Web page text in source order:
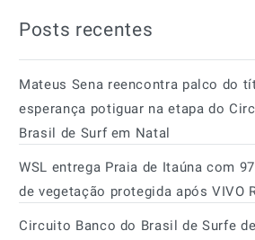
Posts recentes
Mateus Sena reencontra palco do
esperança potiguar na etapa do
Brasil de Surf em Natal
WSL entrega Praia de Itaúna com
de vegetação protegida após VIVO
Circuito Banco do Brasil de Surfe